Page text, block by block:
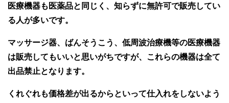
医療機器も医薬品と同じく、知らずに無許可で販売してい
る人が多いです。
マッサージ器、ばんそうこう、低周波治療機等の医療機器
は販売してもいいと思いがちですが、これらの機器は全て
出品禁止となります。
くれぐれも価格差が出るからといって仕入れをしないよう